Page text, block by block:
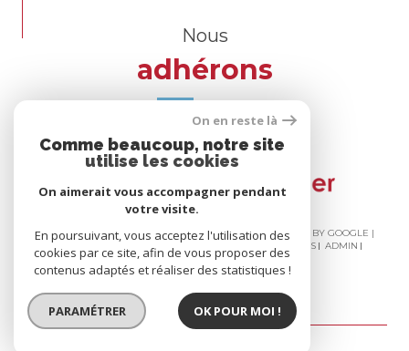
Nous
adhérons
© 2026 | TOUS DROITS RÉSERVÉS | TRADUCTION POWERED BY GOOGLE |
NOS HONORAIRES
PLAN DU SITE MENTIONS LÉGALES
ADMIN
NOS LIENS
POLITIQUE RGPD COOKIES
On en reste là
Comme beaucoup, notre site
utilise les cookies
On aimerait vous accompagner pendant
votre visite.
En poursuivant, vous acceptez l'utilisation des
cookies par ce site, afin de vous proposer des
contenus adaptés et réaliser des statistiques !
PARAMÉTRER OK POUR MOI !